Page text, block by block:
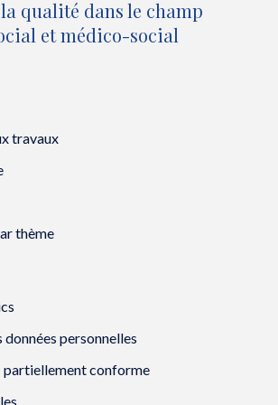
o
u
l
l
f
n
ê
t
n
o
e
e
n
ê
o
u
ê
t
n
o
ê
qualité dans le champ
et médico-social
travaux
thème
personnelles
partiellement conforme